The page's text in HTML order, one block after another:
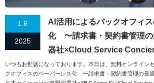
1.6
2025
AI活用によるバックオフィ
化 〜請求書・契約書管理の
器社×Cloud Service
いつもお世話になっております。本日は、無料オンライン
クオフィスのペーパーレス化 〜請求書・契約書管理の最